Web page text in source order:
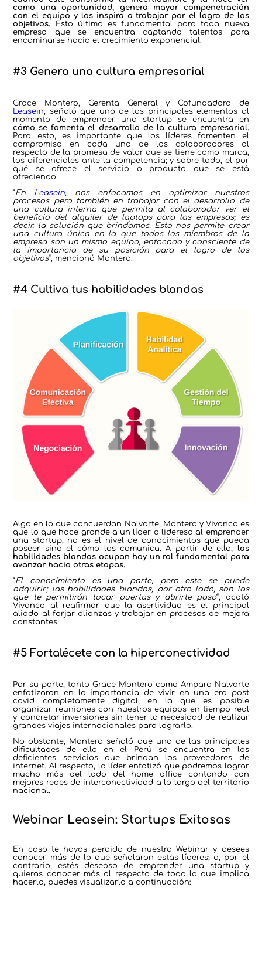
como una oportunidad, genera mayor compenetración
con el equipo y los inspira a trabajar por el logro de los
objetivos. Esto último es fundamental para toda nueva
empresa que se encuentra captando talentos para
encaminarse hacia el crecimiento exponencial.
#3 Genera una cultura empresarial
Grace Montero, Gerenta General y Cofundadora de
Leasein, señaló que uno de los principales elementos al
momento de emprender una startup se encuentra en
cómo se fomenta el desarrollo de la cultura empresarial.
Para esto, es importante que los líderes fomenten el
compromiso en cada uno de los colaboradores al
respecto de la promesa de valor que se tiene como marca,
los diferenciales ante la competencia; y sobre todo, el por
qué se ofrece el servicio o producto que se está
ofreciendo.
“En Leasein, nos enfocamos en optimizar nuestros
procesos pero también en trabajar con el desarrollo de
una cultura interna que permita al colaborador ver el
beneficio del alquiler de laptops para las empresas; es
decir, la solución que brindamos. Esto nos permite crear
una cultura única en la que todos los miembros de la
empresa son un mismo equipo, enfocado y consciente de
la importancia de su posición para el logro de los
objetivos“, mencionó Montero.
#4 Cultiva tus habilidades blandas
Algo en lo que concuerdan Nalvarte, Montero y Vivanco es
que lo que hace grande a un líder o lideresa al emprender
una startup, no es el nivel de conocimientos que pueda
poseer sino el cómo los comunica. A partir de ello, las
habilidades blandas ocupan hoy un rol fundamental para
avanzar hacia otras etapas.
“El conocimiento es una parte, pero este se puede
adquirir; las habilidades blandas, por otro lado, son las
que te permitirán tocar puertas y abrirte paso“, acotó
Vivanco al reafirmar que la asertividad es el principal
aliado al forjar alianzas y trabajar en procesos de mejora
constantes.
#5 Fortalécete con la hiperconectividad
Por su parte, tanto Grace Montero como Amparo Nalvarte
enfatizaron en la importancia de vivir en una era post
covid completamente digital, en la que es posible
organizar reuniones con nuestros equipos en tiempo real
y concretar inversiones sin tener la necesidad de realizar
grandes viajes internacionales para lograrlo.
No obstante, Montero señaló que una de las principales
dificultades de ello en el Perú se encuentra en los
deficientes servicios que brindan los proveedores de
internet. Al respecto, la líder enfatizó que podremos lograr
mucho más del lado del home office contando con
mejores redes de interconectividad a lo largo del territorio
nacional.
Webinar Leasein: Startups Exitosas
En caso te hayas perdido de nuestro Webinar y desees
conocer más de lo que señalaron estas líderes; o, por el
contrario, estés deseoso de emprender una startup y
quieras conocer más al respecto de todo lo que implica
hacerlo, puedes visualizarlo a continuación: